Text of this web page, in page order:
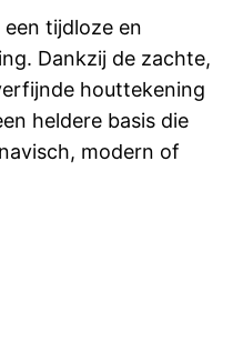
tijdloze en
Dankzij de zachte,
houttekening
heldere basis die
modern of